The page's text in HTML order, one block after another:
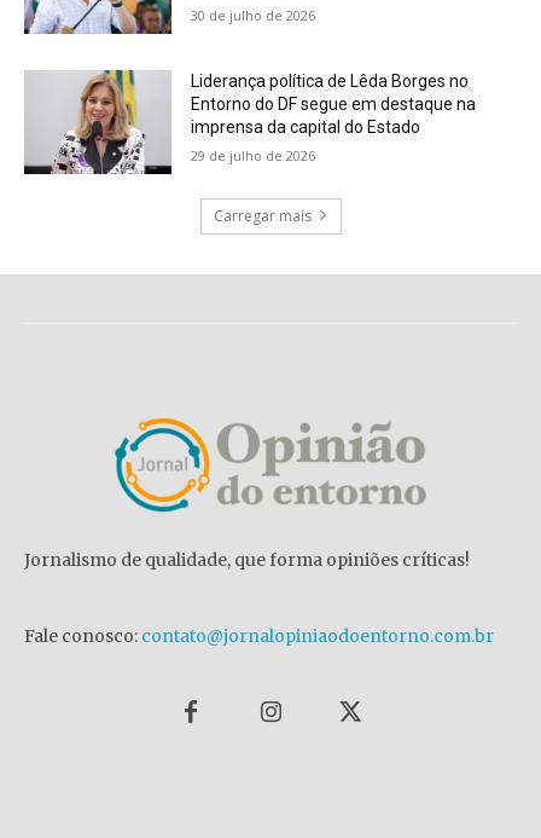
30 de julho de 2026
Liderança política de Lêda Borges no
Entorno do DF segue em destaque na
imprensa da capital do Estado
29 de julho de 2026
Carregar mais
Jornalismo de qualidade, que forma opiniões críticas!
Fale conosco: contato@jornalopiniaodoentorno.com.br